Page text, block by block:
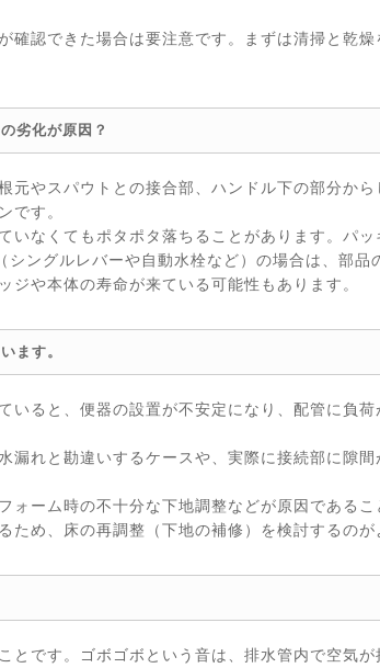
確認できた場合は要注意です。まずは清掃と乾
劣化が原因？
元やスパウトとの接合部、ハンドル下の部分か
です。
いなくてもポタポタ落ちることがあります。パ
ングルレバーや自動水栓など）の場合は、部品
や本体の寿命が来ている可能性もあります。
ます。
いると、便器の設置が不安定になり、配管に負
漏れと勘違いするケースや、実際に接続部に隙
ォーム時の不十分な下地調整などが原因である
ため、床の再調整（下地の補修）を検討するの
とです。ゴボゴボという音は、排水管内で空気